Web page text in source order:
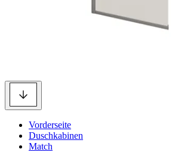
Vorderseite
Duschkabinen
Match